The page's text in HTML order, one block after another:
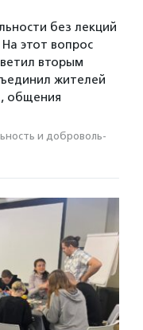
без лекций
этот вопрос
вторым
жителей
общения
и доброволь­